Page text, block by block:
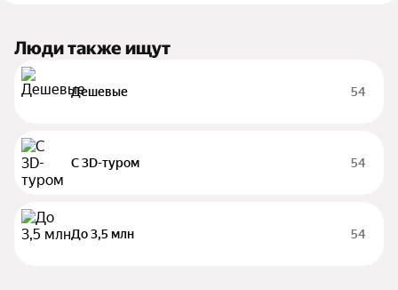
Люди также ищут
Дешевые 54
С 3D-туром 54
До 3,5 млн 54